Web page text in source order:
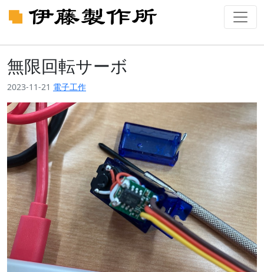
無限回転サーボ
2023-11-21 電子工作